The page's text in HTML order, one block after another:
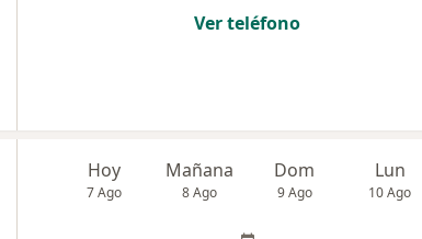
Ver teléfono
Hoy
7 Ago
Mañana
8 Ago
Dom
9 Ago
Lun
10 Ago